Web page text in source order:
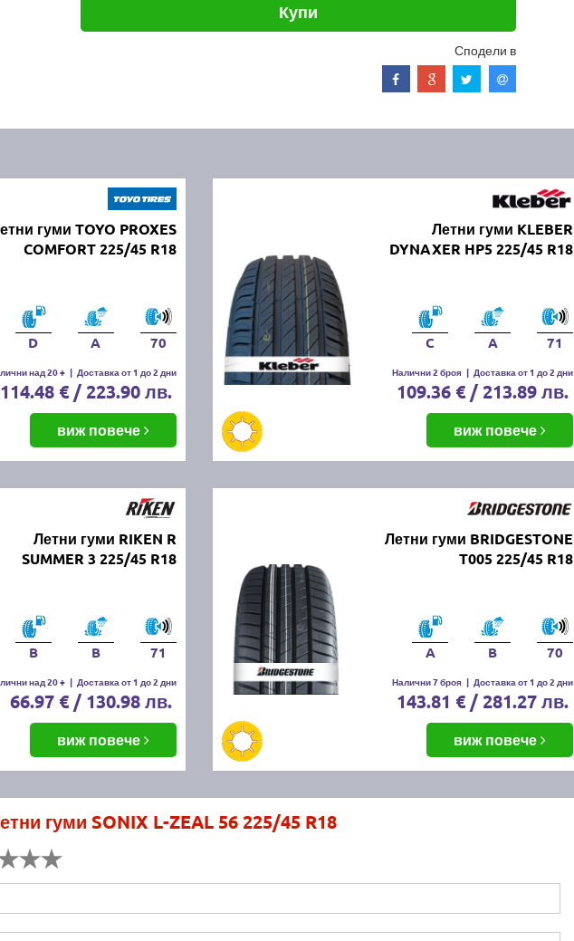
Купи
Сподели в
гуми TOYO PROXES
COMFORT 225/45 R18
D A 70
над 20 + | Доставка от 1 до 2 дни
114.48 € / 223.90 лв.
виж повече
Летни гуми KLEBER
DYNAXER HP5 225/45 R18
C A 71
Налични 2 броя | Доставка от 1 до 2 дни
109.36 € / 213.89 лв.
виж повече
Летни гуми RIKEN R
SUMMER 3 225/45 R18
B B 71
над 20 + | Доставка от 1 до 2 дни
66.97 € / 130.98 лв.
виж повече
Летни гуми BRIDGESTONE
T005 225/45 R18
A B 70
Налични 7 броя | Доставка от 1 до 2 дни
143.81 € / 281.27 лв.
виж повече
гуми SONIX L-ZEAL 56 225/45 R18